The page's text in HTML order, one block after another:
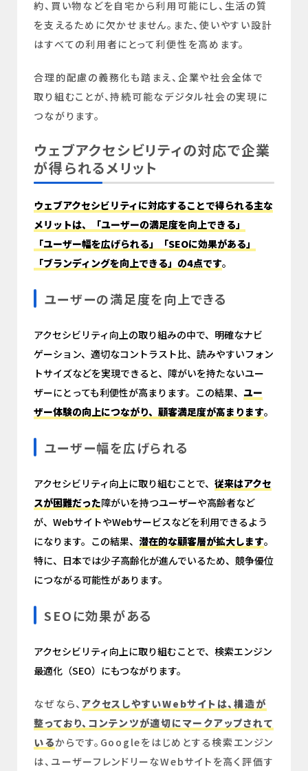
約、買い物などを自宅から利用可能にし、生活の質
を支えるために欠かせません。また、使いやすい設計
はすべての利用者にとって利便性を高めます。
合理的配慮の義務化も踏まえ、企業や社会全体で
取り組むことが、持続可能なデジタル社会の実現に
つながります。
ウェブアクセシビリティの対応で企業
が得られるメリット
ウェブアクセシビリティに対応することで得られる主な
メリットは、「ユーザーの満足度を向上できる」
「ユーザー幅を広げられる」「SEOに効果がある」
「ブランディングを向上できる」の4点です。
ユーザーの満足度を向上できる
アクセシビリティ向上の取り組みの中で、明確なナビ
ゲーション、適切なコントラスト比、読みやすいフォン
トサイズなどを実現できると、障がいを持たないユー
ザーにとっても利便性が高まります。この結果、 ユー
ザー体験の向上につながり、顧客満足度が高まります。
ユーザー幅を広げられる
アクセシビリティ向上に取り組むことで、従来はアクセ
スが困難だった障がいを持つユーザーや高齢者など
が、WebサイトやWebサービスなどを利用できるよう
になります。この結果、潜在的な顧客層が拡大します。
特に、日本では少子高齢化が進んでいるため、競争優位
につながる可能性があります。
SEOに効果がある
アクセシビリティ向上に取り組むことで、検索エンジン
最適化（SEO）にもつながります。
なぜなら、アクセスしやすいWebサイトは、構造が
整っており、コンテンツが適切にマークアップされて
いるからです。Googleをはじめとする検索エンジン
は、ユーザーフレンドリーなWebサイトを高く評価す